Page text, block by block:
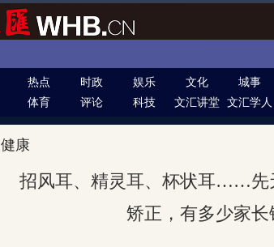
热点 时政 娱乐 文化 城事
体育 评论 科技 文汇讲堂 文汇学人
健康
招风耳、精灵耳、杯状耳……先
矫正，有多少家长